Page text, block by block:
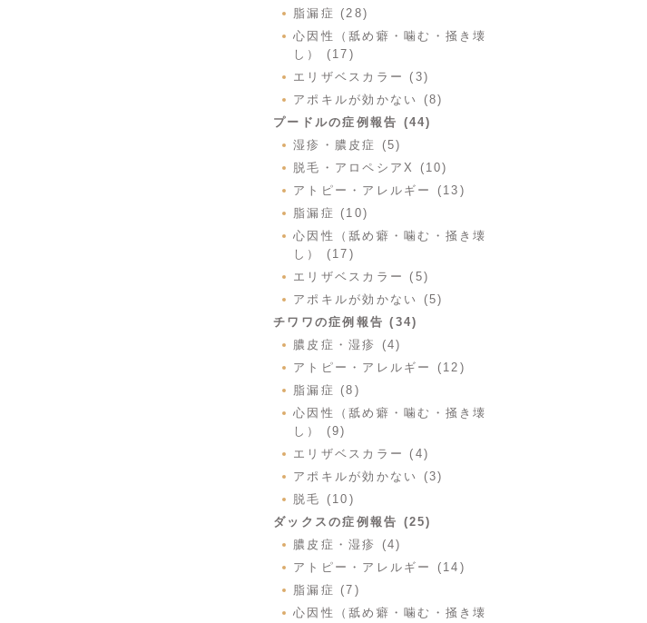
脂漏症 (28)
心因性（舐め癖・噛む・掻き壊
し） (17)
エリザベスカラー (3)
アポキルが効かない (8)
プードルの症例報告 (44)
湿疹・膿皮症 (5)
脱毛・アロペシアX (10)
アトピー・アレルギー (13)
脂漏症 (10)
心因性（舐め癖・噛む・掻き壊
し） (17)
エリザベスカラー (5)
アポキルが効かない (5)
チワワの症例報告 (34)
膿皮症・湿疹 (4)
アトピー・アレルギー (12)
脂漏症 (8)
心因性（舐め癖・噛む・掻き壊
し） (9)
エリザベスカラー (4)
アポキルが効かない (3)
脱毛 (10)
ダックスの症例報告 (25)
膿皮症・湿疹 (4)
アトピー・アレルギー (14)
脂漏症 (7)
心因性（舐め癖・噛む・掻き壊